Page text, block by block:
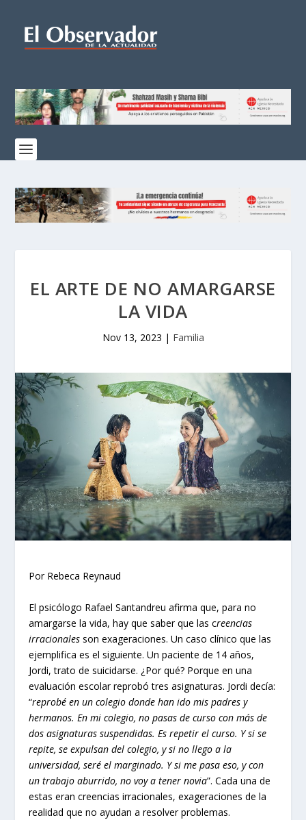
EL ARTE DE NO AMARGARSE
LA VIDA
Nov 13, 2023 | Familia
Por Rebeca Reynaud
El psicólogo Rafael Santandreu afirma que, para no
amargarse la vida, hay que saber que las creencias
irracionales son exageraciones. Un caso clínico que las
ejemplifica es el siguiente. Un paciente de 14 años,
Jordi, trato de suicidarse. ¿Por qué? Porque en una
evaluación escolar reprobó tres asignaturas. Jordi decía:
“reprobé en un colegio donde han ido mis padres y
hermanos. En mi colegio, no pasas de curso con más de
dos asignaturas suspendidas. Es repetir el curso. Y si se
repite, se expulsan del colegio, y si no llego a la
universidad, seré el marginado. Y si me pasa eso, y con
un trabajo aburrido, no voy a tener novia”. Cada una de
estas eran creencias irracionales, exageraciones de la
realidad que no ayudan a resolver problemas.